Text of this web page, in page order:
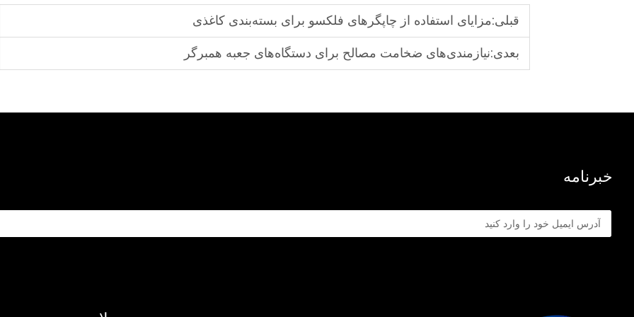
قبلی:مزایای استفاده از چاپگرهای فلکسو برای بسته‌بندی کاغذی
بعدی:نیازمندی‌های ضخامت مصالح برای دستگاه‌های جعبه همبرگر
خبرنامه